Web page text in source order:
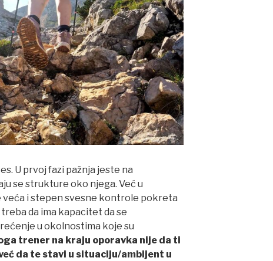
U prvoj fazi pažnja jeste na
se strukture oko njega. Već u
veća i stepen svesne kontrole pokreta
da ima kapacitet da se
u okolnostima koje su
trener na kraju oporavka nije da ti
da te stavi u situaciju/ambijent u